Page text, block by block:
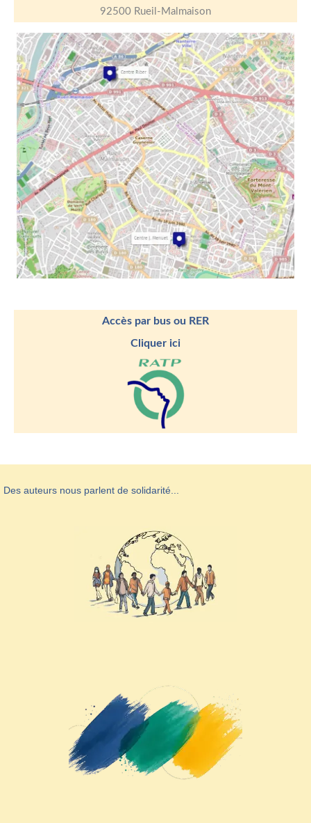
92500 Rueil-Malmaison
Accès par bus ou RER
Cliquer ici
Des auteurs nous parlent de solidarité...